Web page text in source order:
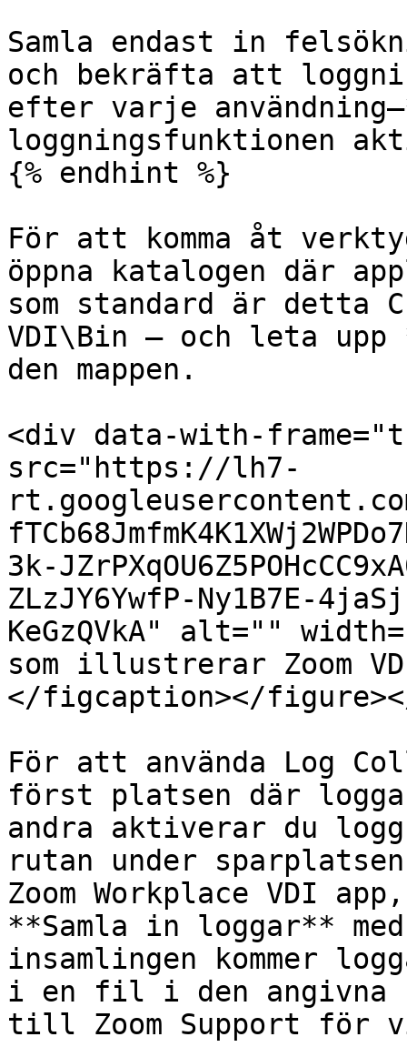
Samla endast in
och bekräfta att
efter varje
loggningsfunktionen
{% endhint %}
För att komma åt
öppna katalogen där
som standard är detta
VDI\Bin — och leta upp
den mappen.
<div data-with-
src="https://lh7-
rt.googleusercontent.com/
3k-
ZLzJY6YwfP-Ny1B7E-
KeGzQVkA" alt=""
som illustrerar Zoom
</figcaption></
För att använda Log
först platsen där
andra aktiverar du
rutan under
Zoom Workplace VDI
**Samla in loggar**
insamlingen kommer
i en fil i den angivna
till Zoom Support för